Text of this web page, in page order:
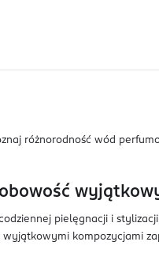
różnorodność wód
pielęgnacji i
wyjątkowymi kompozycjami